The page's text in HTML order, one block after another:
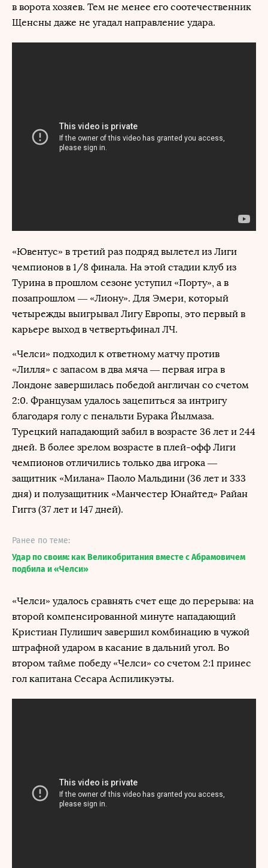
в ворота хозяев. Тем не менее его соотечественник
Щенсны даже не угадал направление удара.
«Ювентус» в третий раз подряд вылетел из Лиги
чемпионов в 1/8 финала. На этой стадии клуб из
Турина в прошлом сезоне уступил «Порту», а в
позапрошлом — «Лиону». Для Эмери, который
четырежды выигрывал Лигу Европы, это первый в
карьере выход в четвертьфинал ЛЧ.
«Челси» подходил к ответному матчу против
«Лилля» с запасом в два мяча — первая игра в
Лондоне завершилась победой англичан со счетом
2:0. Французам удалось зацепиться за интригу
благодаря голу с пенальти Бурака Йылмаза.
Турецкий нападающий забил в возрасте 36 лет и 244
дней. В более зрелом возрасте в плей-офф Лиги
чемпионов отличились только два игрока —
защитник «Милана» Паоло Мальдини (36 лет и 333
дня) и полузащитник «Манчестер Юнайтед» Райан
Гиггз (37 лет и 147 дней).
Ранее по теме:
Удар по своим: как Великобритания вместе с Абрамовичем
подбила и «Челси»
«Челси» удалось сравнять счет еще до перерыва: на
второй компенсированной минуте нападающий
Кристиан Пулишич завершил комбинацию в чужой
штрафной ударом в касание в дальний угол. Во
втором тайме победу «Челси» со счетом 2:1 принес
гол капитана Сесара Аспиликуэты.